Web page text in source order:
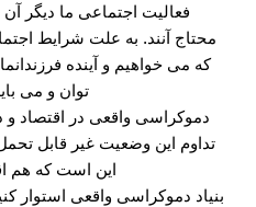
فعالیت اجتماعی ما دیگر
محتاج آنند. به علت شرایط
که می خواهیم و آینده
توان و می
دموکراسی واقعی در اقتصاد
تداوم این وضعیت غیر قابل
این است که هم
بنیاد دموکراسی واقعی استوار